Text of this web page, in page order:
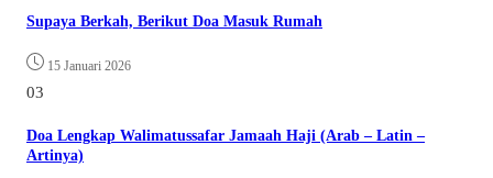
Supaya Berkah, Berikut Doa Masuk Rumah
15 Januari 2026
03
Doa Lengkap Walimatussafar Jamaah Haji (Arab – Latin –
Artinya)